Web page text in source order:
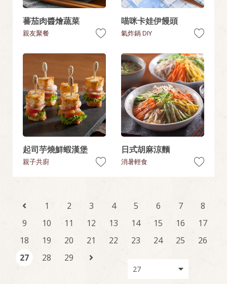
蕃茄肉醬燴蔬菜
親友聚餐
喵咪卡娃伊饅頭
氣炸鍋 DIY
起司芋燒鮮蝦漢堡
親子共廚
日式胡麻涼麵
消暑輕食
1 2 3 4 5 6 7
8
9
10 11 12 13 14 15 16
17
18
19 20 21 22 23 24 25
26
27
28 29